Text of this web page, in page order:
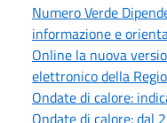
Numero Verde
informazione e
Online la nuova
elettronico della
Ondate di calore:
Ondate di calore: dal